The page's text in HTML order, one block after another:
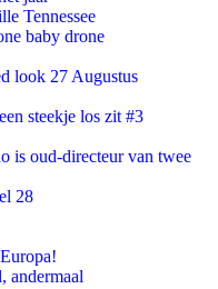
Tennessee
baby drone
look 27 Augustus
steekje los zit #3
is oud-directeur van twee
28
andermaal